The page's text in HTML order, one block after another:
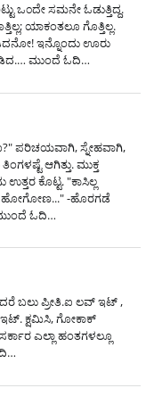
ಒ೦ದೇ ಸಮನೇ ಓಡುತ್ತಿದ್ದ.
ಯಾಕಂತಲೂ ಗೊತ್ತಿಲ್ಲ.
ಇನ್ನೊಂದು ಊರು
ಮುಂದೆ ಓದಿ…
ಪರಿಚಯವಾಗಿ, ಸ್ನೇಹವಾಗಿ,
ಆಗಿತ್ತು. ಮುಕ್ತ
ಕೊಟ್ಟ. "ಕಾಸಿಲ್ಲ
ಹೋಗೋಣ..." -ಹೊರಗಡೆ
ಓದಿ…
ಬಲು ಪ್ರೀತಿ.ಐ ಲವ್ ಇಟ್ ,
ಕ್ಷಮಿಸಿ, ಗೋಕಾಕ್
ಎಲ್ಲಾ ಹಂತಗಳಲ್ಲೂ